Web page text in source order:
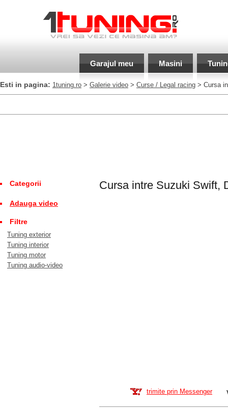
Garajul meu Masini
Esti in pagina: 1tuning.ro > Galerie video > Curse / Legal racing > Cursa
Categorii
Adauga video
Filtre
Tuning exterior
Tuning interior
Tuning motor
Tuning audio-video
Cursa intre Suzuki Swift,
trimite prin Messenger